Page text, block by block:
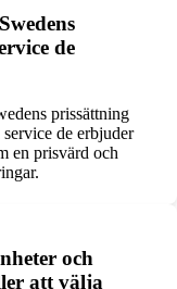
de
prissättning
de erbjuder
en prisvärd och
och
att välja